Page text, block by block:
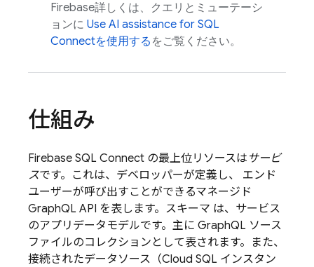
Firebase詳しくは、クエリとミューテーシ
ョンに Use AI assistance for SQL
Connectを使用する をご覧ください。
仕組み
Firebase SQL Connect の最上位リソースは サービ
スです。これは、デベロッパーが定義し、 エンド
ユーザーが呼び出すことができるマネージド
GraphQL API を表します。スキーマ は、サービス
のアプリデータモデルです。主に GraphQL ソース
ファイルのコレクションとして表されます。また、
接続されたデータソース（Cloud SQL インスタン